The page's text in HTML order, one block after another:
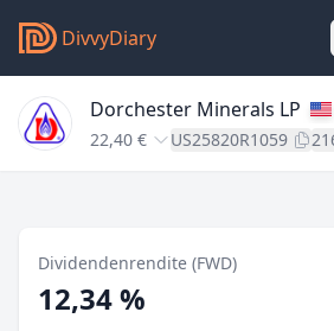
DivvyDiary
Dorchester Minerals LP
22,40 € US25820R1059
Dividendenrendite (FWD)
12,34 %